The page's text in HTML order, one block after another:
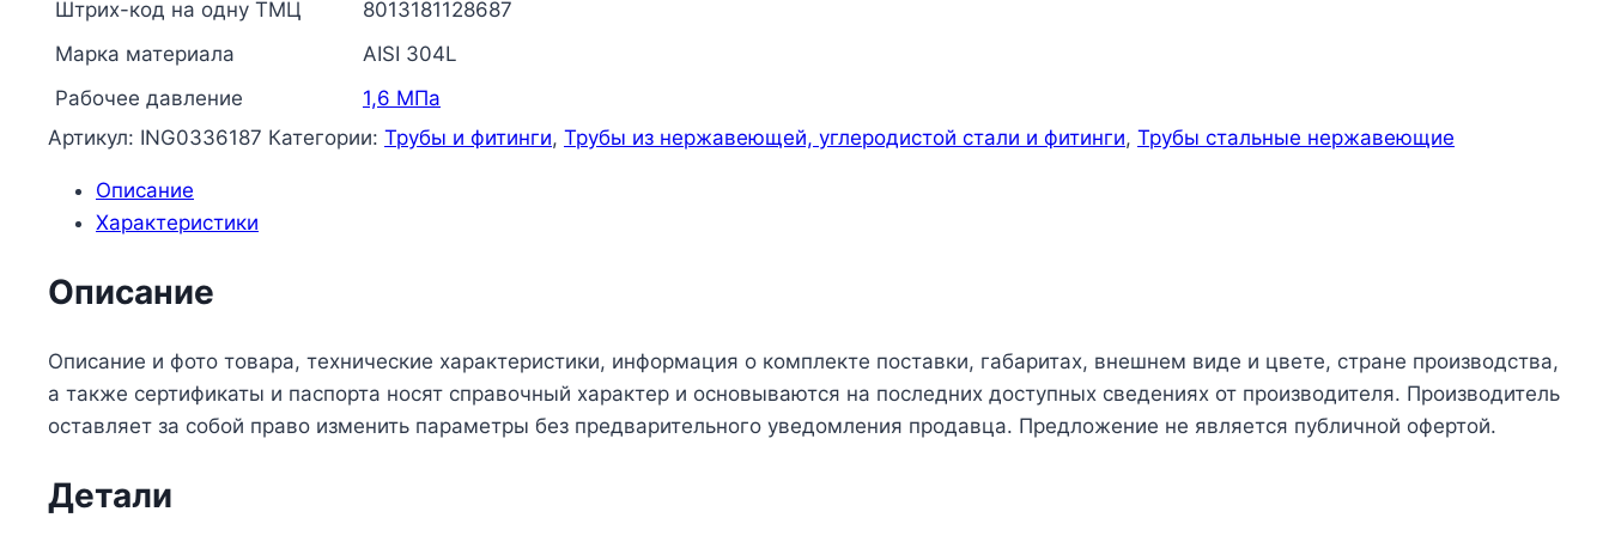
Inoxpres
RM
114088200
Штрих-код на одну ТМЦ
8013181128687
Марка материала
AISI 304L
Рабочее давление
1,6 МПа
Артикул: ING0336187 Категории: Трубы и фитинги, Трубы из нержавеющей, углеродистой стали и фитинги, Трубы стальные нержавеющие
Описание
Характеристики
Описание
Описание и фото товара, технические характеристики, информация о комплекте поставки, габаритах, внешнем виде и цвете, стране производства,
а также сертификаты и паспорта носят справочный характер и основываются на последних доступных сведениях от производителя. Производитель
оставляет за собой право изменить параметры без предварительного уведомления продавца. Предложение не является публичной офертой.
Детали